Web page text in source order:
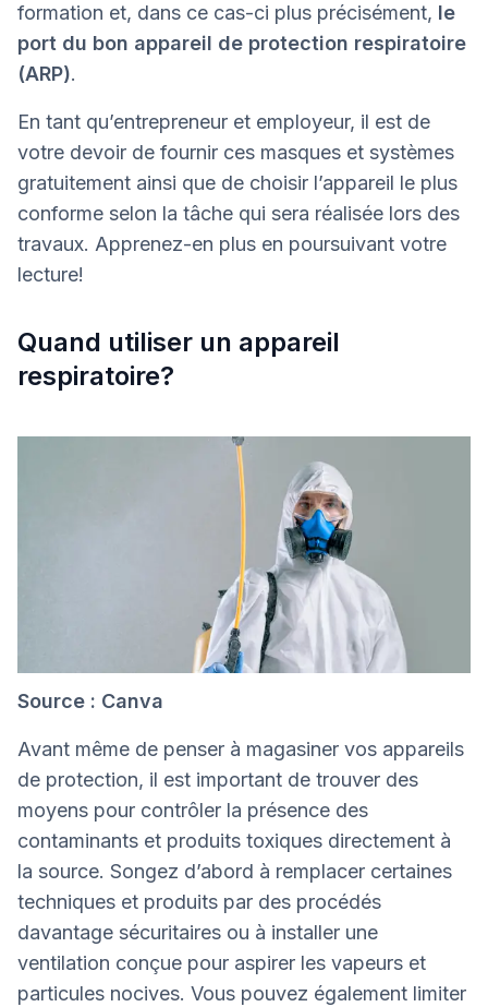
formation et, dans ce cas-ci plus précisément, le
port du bon appareil de protection respiratoire
(ARP).
En tant qu’entrepreneur et employeur, il est de
votre devoir de fournir ces masques et systèmes
gratuitement ainsi que de choisir l’appareil le plus
conforme selon la tâche qui sera réalisée lors des
travaux. Apprenez-en plus en poursuivant votre
lecture!
Quand utiliser un appareil
respiratoire?
Source : Canva
Avant même de penser à magasiner vos appareils
de protection, il est important de trouver des
moyens pour contrôler la présence des
contaminants et produits toxiques directement à
la source. Songez d’abord à remplacer certaines
techniques et produits par des procédés
davantage sécuritaires ou à installer une
ventilation conçue pour aspirer les vapeurs et
particules nocives. Vous pouvez également limiter